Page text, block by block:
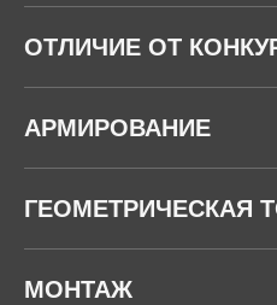
ОТЛИЧИЕ ОТ
АРМИРОВАНИЕ
ГЕОМЕТРИЧЕСКАЯ
МОНТАЖ